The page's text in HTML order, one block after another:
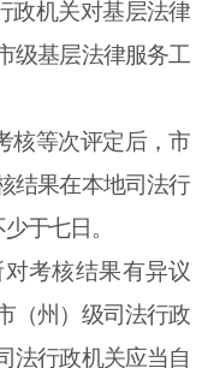
政机关对基层法律
级基层法律服务工
核等次评定后，市
结果在本地司法行
于七日。
考核结果有异议
（州）级司法行政
法行政机关应当自